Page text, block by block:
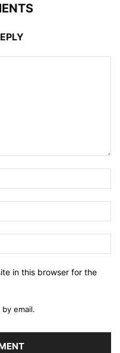
in this browser for the
email.